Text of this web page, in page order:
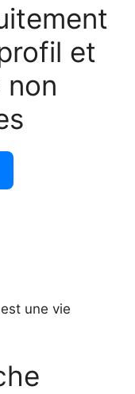
et
non
une vie